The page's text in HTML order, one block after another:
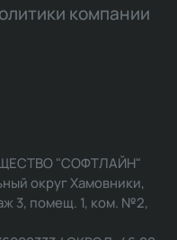
компании
"СОФТЛАЙН"
округ Хамовники,
3, помещ. 1, ком. №2,